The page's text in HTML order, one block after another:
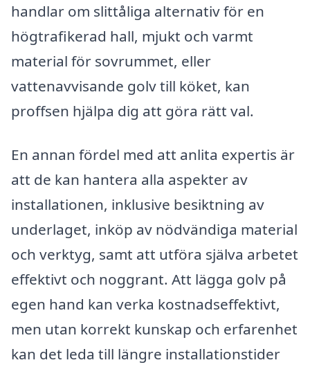
handlar om slittåliga alternativ för en
högtrafikerad hall, mjukt och varmt
material för sovrummet, eller
vattenavvisande golv till köket, kan
proffsen hjälpa dig att göra rätt val.
En annan fördel med att anlita expertis är
att de kan hantera alla aspekter av
installationen, inklusive besiktning av
underlaget, inköp av nödvändiga material
och verktyg, samt att utföra själva arbetet
effektivt och noggrant. Att lägga golv på
egen hand kan verka kostnadseffektivt,
men utan korrekt kunskap och erfarenhet
kan det leda till längre installationstider